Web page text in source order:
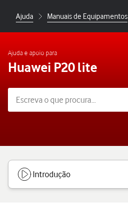
Ajuda Manuais de Equipamentos
Ajuda e apoio para
Huawei P20 lite
Introdução